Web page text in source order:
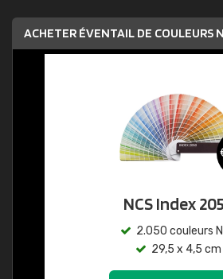
ACHETER ÉVENTAIL DE COULEURS
NCS Index
2.050 couleurs
29,5 x 4,5 cm